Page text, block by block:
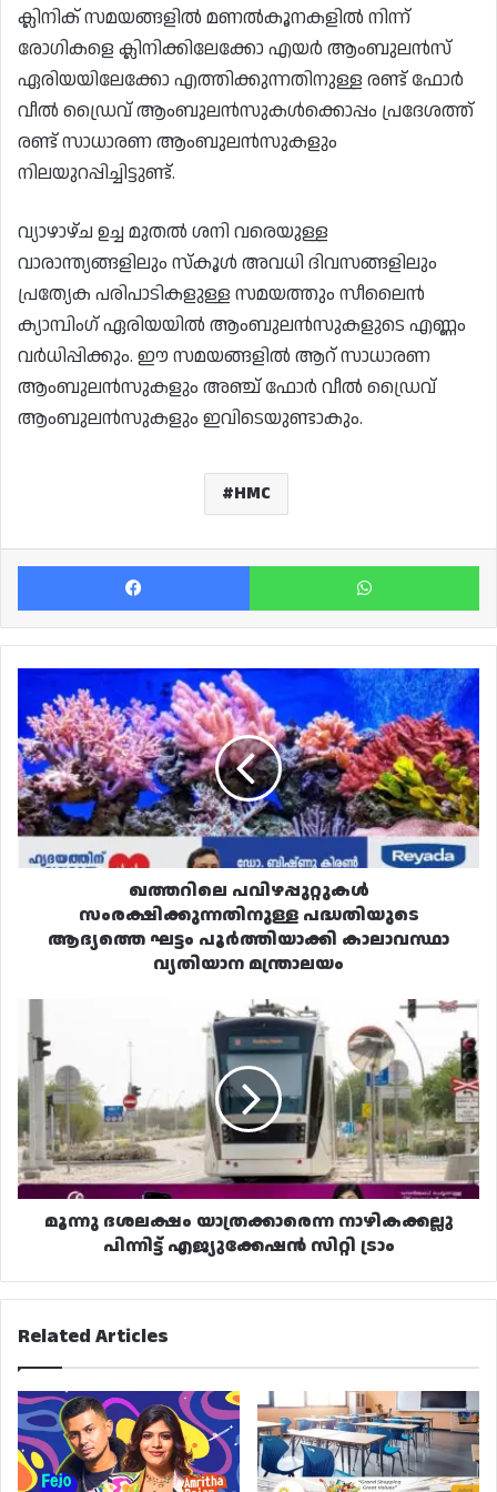
ക്ലിനിക് സമയങ്ങളിൽ മണൽകൂനകളിൽ നിന്ന്
രോഗികളെ ക്ലിനിക്കിലേക്കോ എയർ ആംബുലൻസ്
ഏരിയയിലേക്കോ എത്തിക്കുന്നതിനുള്ള രണ്ട് ഫോർ
വീൽ ഡ്രൈവ് ആംബുലൻസുകൾക്കൊപ്പം പ്രദേശത്ത്
രണ്ട് സാധാരണ ആംബുലൻസുകളും
നിലയുറപ്പിച്ചിട്ടുണ്ട്.
വ്യാഴാഴ്‌ച ഉച്ച മുതൽ ശനി വരെയുള്ള
വാരാന്ത്യങ്ങളിലും സ്‌കൂൾ അവധി ദിവസങ്ങളിലും
പ്രത്യേക പരിപാടികളുള്ള സമയത്തും സീലൈൻ
ക്യാമ്പിംഗ് ഏരിയയിൽ ആംബുലൻസുകളുടെ എണ്ണം
വർധിപ്പിക്കും. ഈ സമയങ്ങളിൽ ആറ് സാധാരണ
ആംബുലൻസുകളും അഞ്ച് ഫോർ വീൽ ഡ്രൈവ്
ആംബുലൻസുകളും ഇവിടെയുണ്ടാകും.
HMC
Facebook
ഖത്തറിലെ
പവിഴപ്പുറ്റുകൾ
സംരക്ഷിക്കുന്നതിനുള്ള
പദ്ധതിയുടെ
ആദ്യത്തെ
ഘട്ടം
പൂർത്തിയാക്കി
കാലാവസ്ഥാ
വ്യതിയാന
ഖത്തറിലെ പവിഴപ്പുറ്റുകൾ
സംരക്ഷിക്കുന്നതിനുള്ള പദ്ധതിയുടെ
ആദ്യത്തെ ഘട്ടം പൂർത്തിയാക്കി കാലാവസ്ഥാ
വ്യതിയാന മന്ത്രാലയം
ദശലക്ഷം
യാത്രക്കാരെന്ന
നാഴികക്കല്ലു
പിന്നിട്ട്
എജ്യുക്കേഷൻ
സിറ്റി
ട്രാം
മൂന്നു ദശലക്ഷം യാത്രക്കാരെന്ന നാഴികക്കല്ലു
പിന്നിട്ട് എജ്യുക്കേഷൻ സിറ്റി ട്രാം
Related Articles